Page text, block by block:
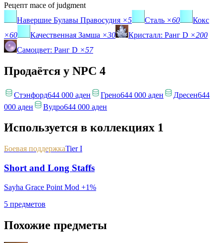
Рецепт mace of judgment
Навершие Булавы Правосудия ×5 Сталь ×60
Кокс
×60
Качественная Замша ×30 Кристалл: Ранг D ×200
Самоцвет: Ранг D ×57
Продаётся у NPC 4
Стэнфорд644 000 аден Грено644 000 аден Дресен644
000 аден
Вудро644 000 аден
Используется в коллекциях 1
Боевая поддержкаTier I
Short and Long Staffs
Sayha Grace Point Mod +1%
5 предметов
Похожие предметы